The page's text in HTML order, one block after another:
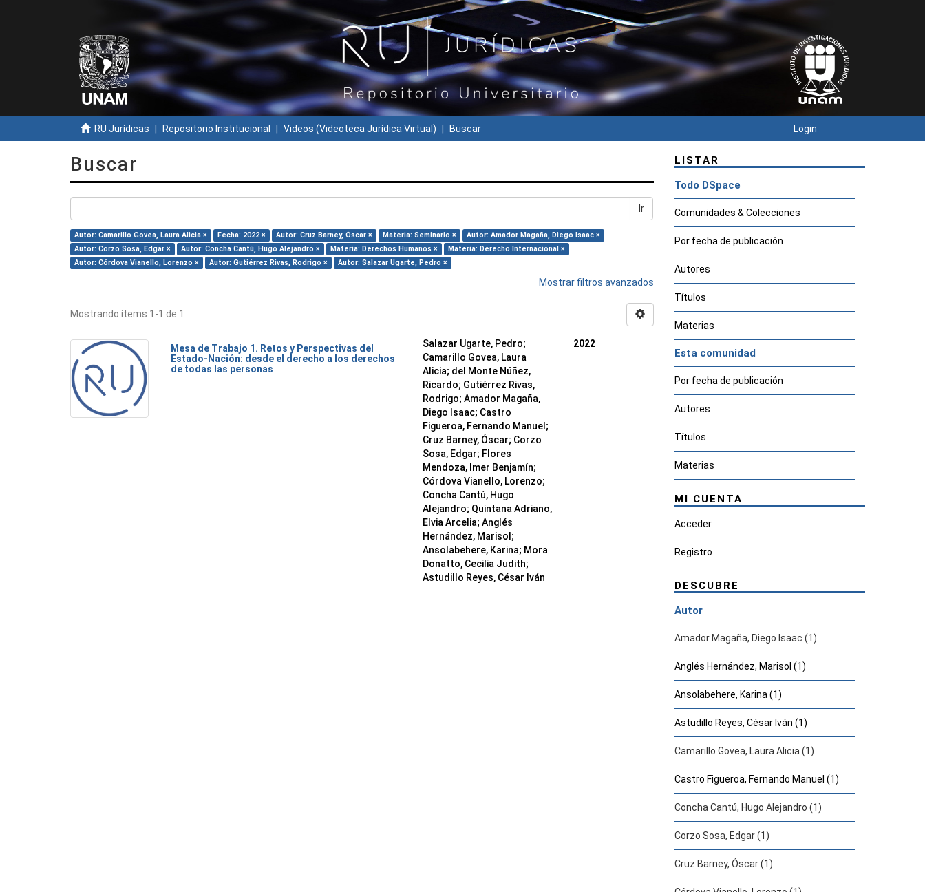
RU Jurídicas Repositorio Institucional Videos (Videoteca Jurídica Virtual) Buscar Login
Buscar
Ir
Autor: Camarillo Govea, Laura Alicia × Fecha: 2022 × Autor: Cruz Barney, Óscar × Materia: Seminario ×
Autor: Amador Magaña, Diego Isaac ×
Autor: Corzo Sosa, Edgar ×
Autor: Concha Cantú, Hugo Alejandro × Materia: Derechos Humanos ×
Materia: Derecho Internacional ×
Autor: Córdova Vianello, Lorenzo ×
Autor: Gutiérrez Rivas, Rodrigo × Autor: Salazar Ugarte, Pedro ×
Mostrar filtros avanzados
Mostrando ítems 1-1 de 1
Mesa de Trabajo 1. Retos y Perspectivas del
Estado-Nación: desde el derecho a los derechos
de todas las personas
Salazar Ugarte, Pedro;
Camarillo Govea, Laura
Alicia; del Monte Núñez,
Ricardo; Gutiérrez Rivas,
Rodrigo; Amador Magaña,
Diego Isaac; Castro
Figueroa, Fernando Manuel ;
Cruz Barney, Óscar; Corzo
Sosa, Edgar; Flores
Mendoza, Imer Benjamín;
Córdova Vianello, Lorenzo;
Concha Cantú, Hugo
Alejandro; Quintana Adriano,
Elvia Arcelia; Anglés
Hernández, Marisol ;
Ansolabehere, Karina; Mora
Donatto, Cecilia Judith;
Astudillo Reyes, César Iván
2022
LISTAR
Todo DSpace
Comunidades & Colecciones
Por fecha de publicación
Autores
Títulos
Materias
Esta comunidad
Por fecha de publicación
Autores
Títulos
Materias
MI CUENTA
Acceder
Registro
DESCUBRE
Autor
Amador Magaña, Diego Isaac (1)
Anglés Hernández, Marisol (1)
Ansolabehere, Karina (1)
Astudillo Reyes, César Iván (1)
Camarillo Govea, Laura Alicia (1)
Castro Figueroa, Fernando Manuel (1)
Concha Cantú, Hugo Alejandro (1)
Corzo Sosa, Edgar (1)
Cruz Barney, Óscar (1)